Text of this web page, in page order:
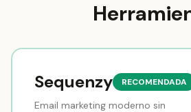
Sequenzy RECOMENDADA
Email marketing moderno sin